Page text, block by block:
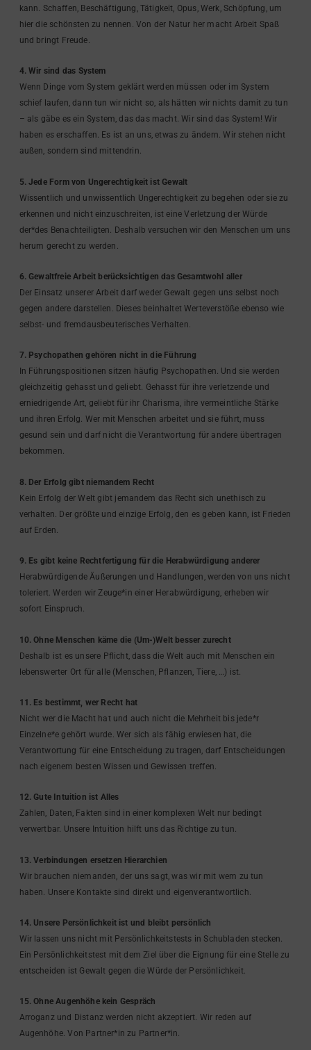
kann. Schaffen, Beschäftigung, Tätigkeit, Opus, Werk, Schöpfung, um
hier die schönsten zu nennen. Von der Natur her macht Arbeit Spaß
und bringt Freude.
4. Wir sind das System
Wenn Dinge vom System geklärt werden müssen oder im System
schief laufen, dann tun wir nicht so, als hätten wir nichts damit zu tun
– als gäbe es ein System, das das macht. Wir sind das System! Wir
haben es erschaffen. Es ist an uns, etwas zu ändern. Wir stehen nicht
außen, sondern sind mittendrin.
5. Jede Form von Ungerechtigkeit ist Gewalt
Wissentlich und unwissentlich Ungerechtigkeit zu begehen oder sie zu
erkennen und nicht einzuschreiten, ist eine Verletzung der Würde
der*des Benachteiligten. Deshalb versuchen wir den Menschen um uns
herum gerecht zu werden.
6. Gewaltfreie Arbeit berücksichtigen das Gesamtwohl aller
Der Einsatz unserer Arbeit darf weder Gewalt gegen uns selbst noch
gegen andere darstellen. Dieses beinhaltet Werteverstöße ebenso wie
selbst- und fremdausbeuterisches Verhalten.
7. Psychopathen gehören nicht in die Führung
In Führungspositionen sitzen häufig Psychopathen. Und sie werden
gleichzeitig gehasst und geliebt. Gehasst für ihre verletzende und
erniedrigende Art, geliebt für ihr Charisma, ihre vermeintliche Stärke
und ihren Erfolg. Wer mit Menschen arbeitet und sie führt, muss
gesund sein und darf nicht die Verantwortung für andere übertragen
bekommen.
8. Der Erfolg gibt niemandem Recht
Kein Erfolg der Welt gibt jemandem das Recht sich unethisch zu
verhalten. Der größte und einzige Erfolg, den es geben kann, ist Frieden
auf Erden.
9. Es gibt keine Rechtfertigung für die Herabwürdigung anderer
Herabwürdigende Äußerungen und Handlungen, werden von uns nicht
toleriert. Werden wir Zeuge*in einer Herabwürdigung, erheben wir
sofort Einspruch.
10. Ohne Menschen käme die (Um-)Welt besser zurecht
Deshalb ist es unsere Pflicht, dass die Welt auch mit Menschen ein
lebenswerter Ort für alle (Menschen, Pflanzen, Tiere, …) ist.
11. Es bestimmt, wer Recht hat
Nicht wer die Macht hat und auch nicht die Mehrheit bis jede*r
Einzelne*e gehört wurde. Wer sich als fähig erwiesen hat, die
Verantwortung für eine Entscheidung zu tragen, darf Entscheidungen
nach eigenem besten Wissen und Gewissen treffen.
12. Gute Intuition ist Alles
Zahlen, Daten, Fakten sind in einer komplexen Welt nur bedingt
verwertbar. Unsere Intuition hilft uns das Richtige zu tun.
13. Verbindungen ersetzen Hierarchien
Wir brauchen niemanden, der uns sagt, was wir mit wem zu tun
haben. Unsere Kontakte sind direkt und eigenverantwortlich.
14. Unsere Persönlichkeit ist und bleibt persönlich
Wir lassen uns nicht mit Persönlichkeitstests in Schubladen stecken.
Ein Persönlichkeitstest mit dem Ziel über die Eignung für eine Stelle zu
entscheiden ist Gewalt gegen die Würde der Persönlichkeit.
15. Ohne Augenhöhe kein Gespräch
Arroganz und Distanz werden nicht akzeptiert. Wir reden auf
Augenhöhe. Von Partner*in zu Partner*in.